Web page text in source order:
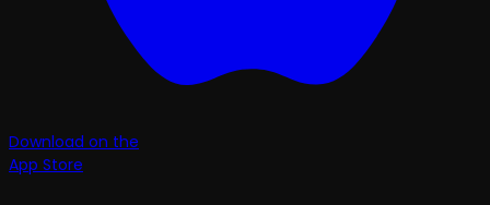
Download on the
App Store